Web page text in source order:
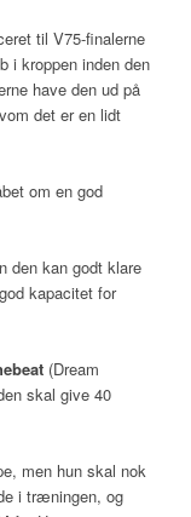
til V75-finalerne
i kroppen inden den
have den ud på
det er en lidt
om en god
den kan godt klare
kapacitet for
(Dream
skal give 40
men hun skal nok
i træningen, og